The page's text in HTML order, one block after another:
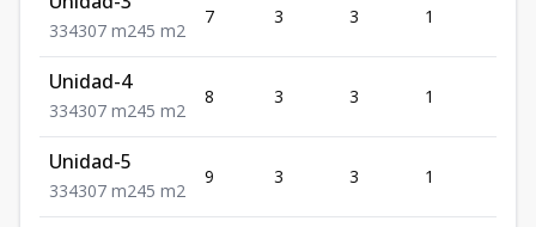
334307 m245 m2
7 3 3 1
Unidad-4
334307 m245 m2
8 3 3 1
Unidad-5
334307 m245 m2
9 3 3 1